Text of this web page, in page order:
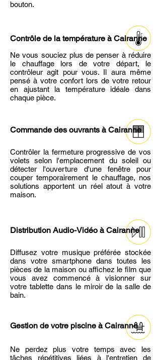
bouton.
Contrôle de la température à Cairanne
Ne vous souciez plus de penser à réduire
le chauffage lors de votre départ, le
contrôleur agit pour vous. Il aura même
pensé à votre confort lors de votre retour
en ajustant la température idéale dans
chaque pièce.
Commande des ouvrants à Cairanne
Contrôler la fermeture progressive de vos
volets selon l'emplacement du soleil ou
détecter l'ouverture d'une fenêtre pour
couper temporairement le chauffage, nos
solutions apportent un réel atout à votre
maison.
Distribution Audio-Vidéo à Cairanne
Diffusez votre musique préférée stockée
dans votre smartphone dans toutes les
pièces de la maison ou affichez le film que
vous avez commencé à visionner sur
votre tablette dans le miroir de la salle de
bain.
Gestion de votre piscine à Cairanne
Ne perdez plus votre temps avec les
tâches répétitives liées à l'entretien de